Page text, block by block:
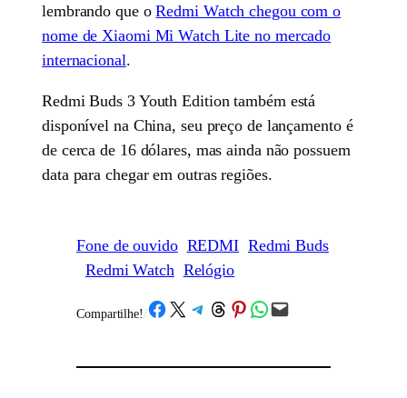
lembrando que oRedmi Watch chegou com o
nome de Xiaomi Mi Watch Lite no mercado
internacional.
Redmi Buds 3 Youth Edition também está
disponível na China, seu preço de lançamento é
de cerca de 16 dólares, mas ainda não possuem
data para chegar em outras regiões.
Fone de ouvido REDMI Redmi Buds
Redmi Watch Relógio
Compartilhe! /Share on Facebook
Share on X Share on Telegram
Share on Threads
Share on Pinterest
Share on WhatsApp
Email this Page